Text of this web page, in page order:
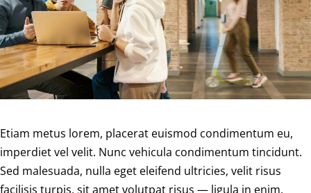
Etiam metus lorem, placerat euismod condimentum eu,
imperdiet vel velit. Nunc vehicula condimentum tincidunt.
Sed malesuada, nulla eget eleifend ultricies, velit risus
facilisis turpis, sit amet volutpat risus — ligula in enim.